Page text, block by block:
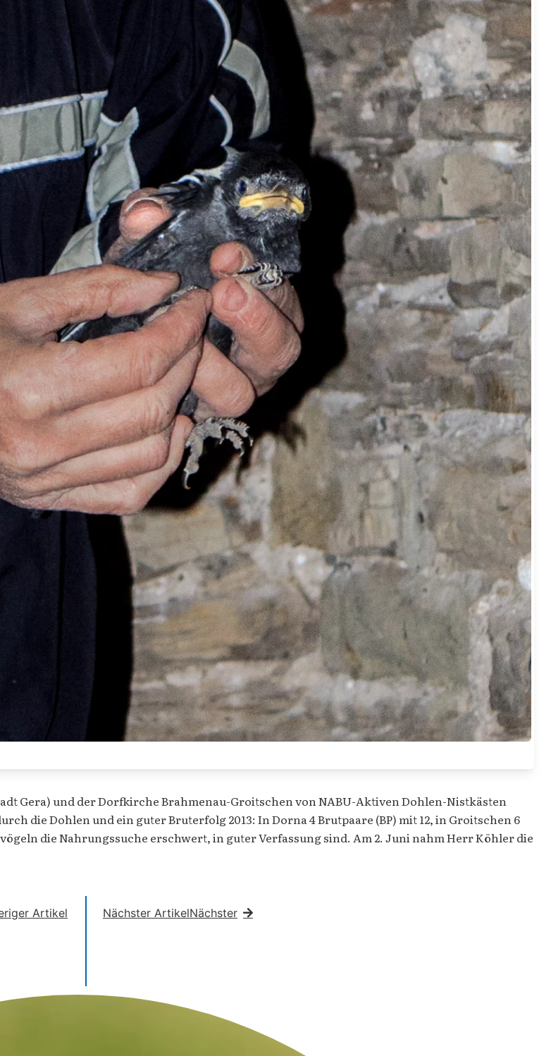
Gera) und der Dorfkirche Brahmenau-Groitschen von NABU-Aktiven Dohlen-Nistkästen
die Dohlen und ein guter Bruterfolg 2013: In Dorna 4 Brutpaare (BP) mit 12, in Groitschen 6
die Nahrungssuche erschwert, in guter Verfassung sind. Am 2. Juni nahm Herr Köhler die
Artikel Nächster ArtikelNächster